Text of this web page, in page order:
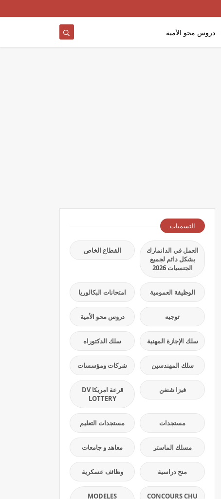
دروس محو الأمية
التسميات
العمل في الدانمارك
بشكل دائم لجميع
الجنسيات 2026
القطاع الخاص
الوظيفة العمومية امتحانات البكالوريا
توجيه دروس محو الأمية
سلك الإجازة المهنية سلك الدكتوراه
سلك المهندسين شركات ومؤسسات
فيزا شنغن
قرعة امريكا DV
LOTTERY
مستجدات مستجدات التعليم
مسلك الماستر معاهد و جامعات
منح دراسية وظائف عسكرية
CONCOURS CHU
MODELES